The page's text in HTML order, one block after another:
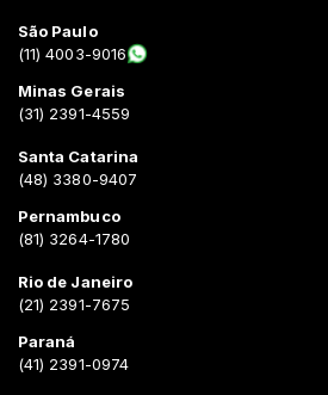
São Paulo
(11) 4003-9016
Minas Gerais
(31) 2391-4559
Santa Catarina
(48) 3380-9407
Pernambuco
(81) 3264-1780
Rio de Janeiro
(21) 2391-7675
Paraná
(41) 2391-0974